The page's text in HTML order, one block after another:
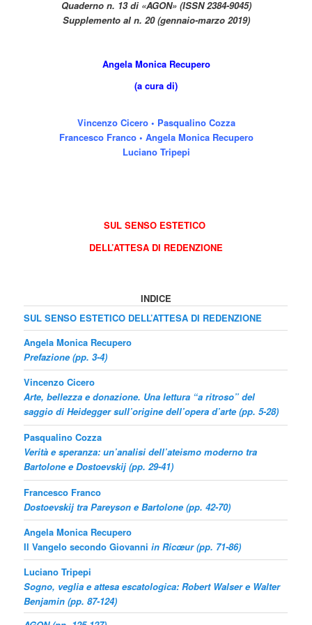
Quaderno n. 13 di «AGON» (ISSN 2384-9045)
Supplemento al n. 20 (gennaio-marzo 2019)
Angela Monica Recupero
(a cura di)
Vincenzo Cicero• Pasqualino Cozza
Francesco Franco• Angela Monica Recupero
Luciano Tripepi
SUL SENSO ESTETICO
DELL’ATTESA DI REDENZIONE
INDICE
SUL SENSO ESTETICO DELL’ATTESA DI REDENZIONE
Angela Monica Recupero
Prefazione (pp. 3-4)
Vincenzo Cicero
Arte, bellezza e donazione. Una lettura “a ritroso” del
saggio di Heidegger sull’origine dell’opera d’arte (pp. 5-28)
Pasqualino Cozza
Verità e speranza: un’analisi dell’ateismo moderno tra
Bartolone e Dostoevskij (pp. 29-41)
Francesco Franco
Dostoevskij tra Pareyson e Bartolone (pp. 42-70)
Angela Monica Recupero
Il Vangelo secondo Giovanniin Ricœur (pp. 71-86)
Luciano Tripepi
Sogno, veglia e attesa escatologica: Robert Walser e Walter
Benjamin (pp. 87-124)